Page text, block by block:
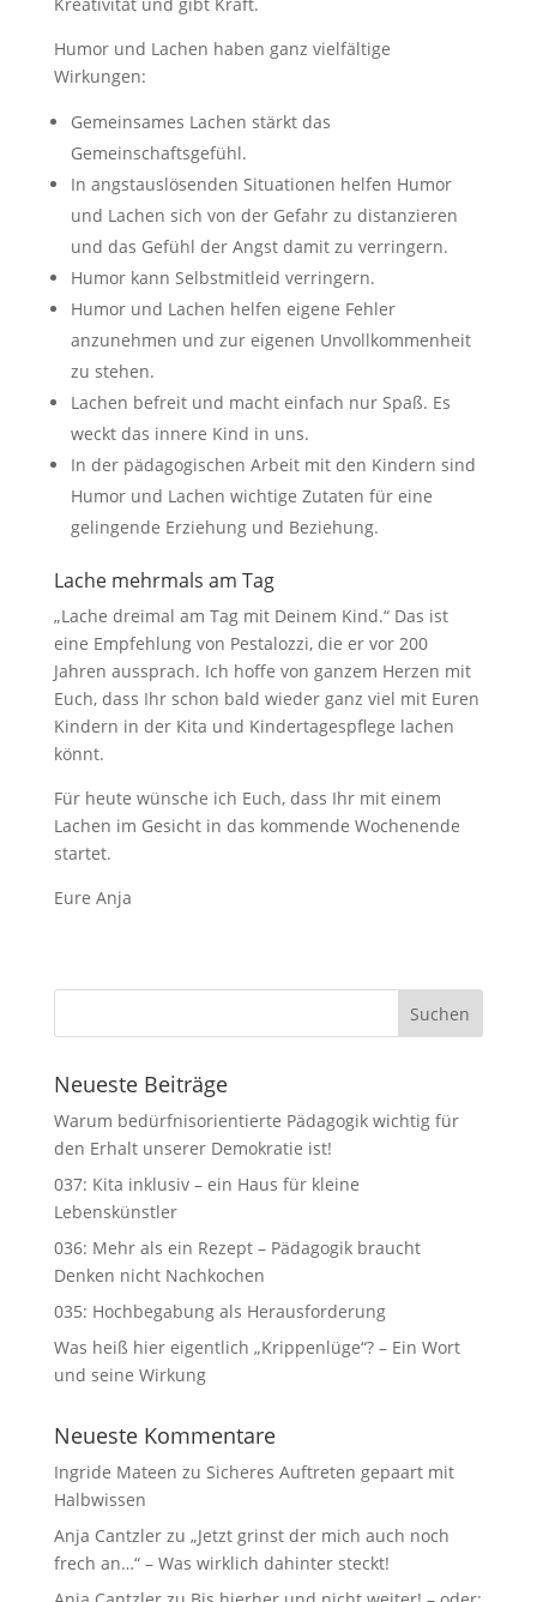
Humor und Lachen haben ganz vielfältige
Wirkungen:
Gemeinsames Lachen stärkt das
Gemeinschaftsgefühl.
In angstauslösenden Situationen helfen Humor
und Lachen sich von der Gefahr zu distanzieren
und das Gefühl der Angst damit zu verringern.
Humor kann Selbstmitleid verringern.
Humor und Lachen helfen eigene Fehler
anzunehmen und zur eigenen Unvollkommenheit
zu stehen.
Lachen befreit und macht einfach nur Spaß. Es
weckt das innere Kind in uns.
In der pädagogischen Arbeit mit den Kindern sind
Humor und Lachen wichtige Zutaten für eine
gelingende Erziehung und Beziehung.
Lache mehrmals am Tag
„Lache dreimal am Tag mit Deinem Kind.“ Das ist
eine Empfehlung von Pestalozzi, die er vor 200
Jahren aussprach. Ich hoffe von ganzem Herzen mit
Euch, dass Ihr schon bald wieder ganz viel mit Euren
Kindern in der Kita und Kindertagespflege lachen
könnt.
Für heute wünsche ich Euch, dass Ihr mit einem
Lachen im Gesicht in das kommende Wochenende
startet.
Eure Anja
Neueste Beiträge
Warum bedürfnisorientierte Pädagogik wichtig für
den Erhalt unserer Demokratie ist!
037: Kita inklusiv – ein Haus für kleine
Lebenskünstler
036: Mehr als ein Rezept – Pädagogik braucht
Denken nicht Nachkochen
035: Hochbegabung als Herausforderung
Was heiß hier eigentlich „Krippenlüge“? – Ein Wort
und seine Wirkung
Neueste Kommentare
Ingride Mateen zu Sicheres Auftreten gepaart mit
Halbwissen
Anja Cantzlerzu „Jetzt grinst der mich auch noch
frech an…“ – Was wirklich dahinter steckt!